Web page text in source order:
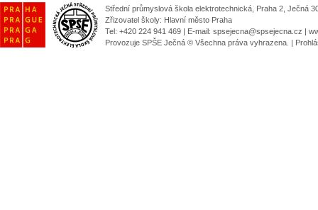
Střední průmyslová škola elektrotechnická, Praha 2, Ječná
Zřizovatel školy: Hlavní město Praha
Tel: +420 224 941 469 | E-mail: spsejecna@spsejecna.cz |
Provozuje SPŠE Ječná © Všechna práva vyhrazena. |